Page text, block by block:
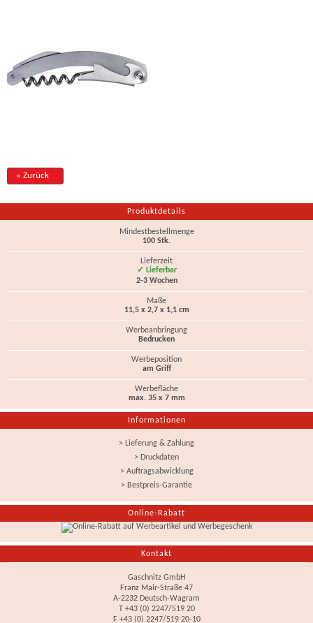
« Zurück
Produktdetails
Mindestbestellmenge
100 Stk.
Lieferzeit
✓ Lieferbar
2-3 Wochen
Maße
11,5 x 2,7 x 1,1 cm
Werbeanbringung
Bedrucken
Werbeposition
am Griff
Werbefläche
max. 35 x 7 mm
Informationen
> Lieferung & Zahlung
> Druckdaten
> Auftragsabwicklung
> Bestpreis-Garantie
Online-Rabatt
Kontakt
Gaschnitz GmbH
Franz Mair-Straße 47
A-2232 Deutsch-Wagram
T +43 (0) 2247/519 20
F +43 (0) 2247/519 20-10